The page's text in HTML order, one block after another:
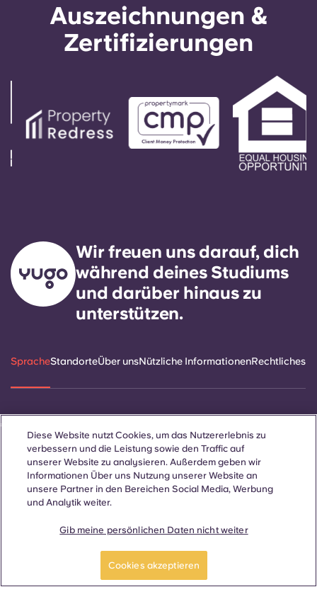
Auszeichnungen &
Zertifizierungen
Wir freuen uns darauf, dich
während deines Studiums
und darüber hinaus zu
unterstützen.
SpracheStandorteÜber unsNützliche InformationenRechtliches
Kontakt
© 2026. Alle Rechte vorbehalten.
Diese Website nutzt Cookies, um das Nutzererlebnis zu
verbessern und die Leistung sowie den Traffic auf
unserer Website zu analysieren. Außerdem geben wir
Informationen Über uns Nutzung unserer Website an
unsere Partner in den Bereichen Social Media, Werbung
und Analytik weiter.
Gib meine persönlichen Daten nicht weiter
Cookies akzeptieren